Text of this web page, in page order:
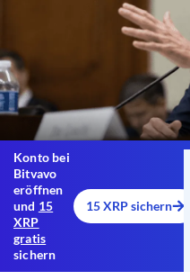
Konto bei
Bitvavo
eröffnen
und 15
XRP
gratis
sichern
15 XRP sichern